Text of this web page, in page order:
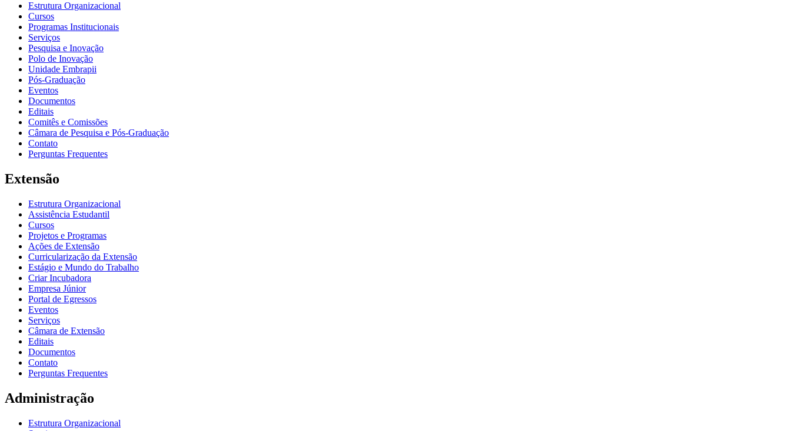
Estrutura Organizacional
Cursos
Programas Institucionais
Serviços
Pesquisa e Inovação
Polo de Inovação
Unidade Embrapii
Pós-Graduação
Eventos
Documentos
Editais
Comitês e Comissões
Câmara de Pesquisa e Pós-Graduação
Contato
Perguntas Frequentes
Extensão
Estrutura Organizacional
Assistência Estudantil
Cursos
Projetos e Programas
Ações de Extensão
Curricularização da Extensão
Estágio e Mundo do Trabalho
Criar Incubadora
Empresa Júnior
Portal de Egressos
Eventos
Serviços
Câmara de Extensão
Editais
Documentos
Contato
Perguntas Frequentes
Administração
Estrutura Organizacional